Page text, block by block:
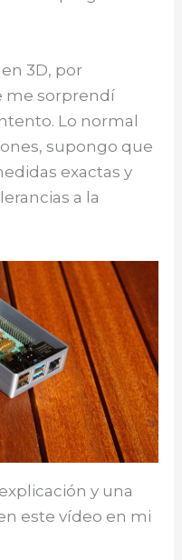
3D, por
me sorprendí
Lo normal
supongo que
exactas y
a la
y una
este vídeo en mi